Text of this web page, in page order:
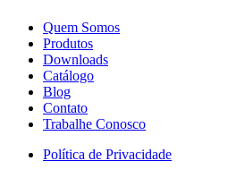
Quem Somos
Produtos
Downloads
Catálogo
Blog
Contato
Trabalhe Conosco
Política de Privacidade